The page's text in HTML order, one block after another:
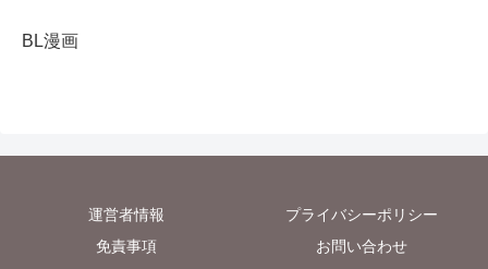
BL漫画
運営者情報
プライバシーポリシー
免責事項
お問い合わせ